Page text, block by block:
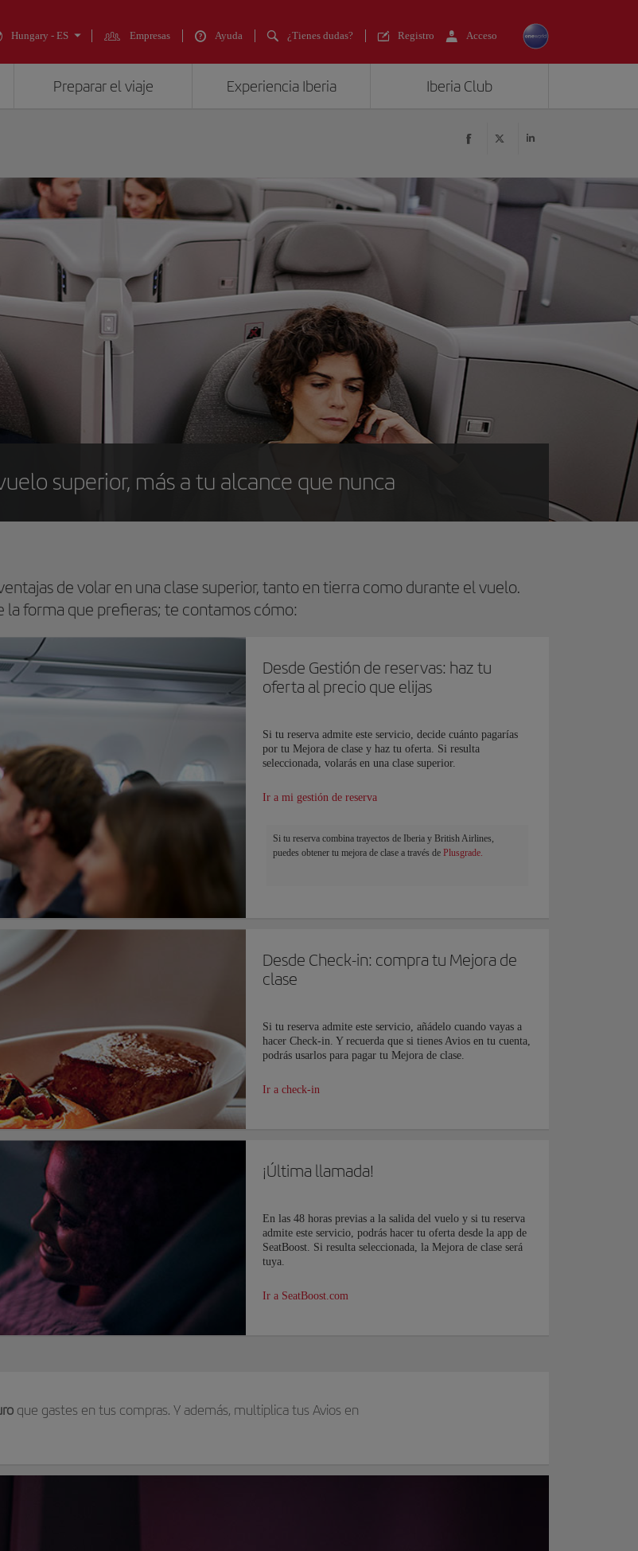
Hungary - ES Empresas Ayuda ¿Tienes dudas? Registro Acceso
Preparar el viaje Experiencia Iberia Iberia Club
superior, más a tu alcance que nunca
de volar en una clase superior, tanto en tierra como durante el vuelo.
la forma que prefieras; te contamos cómo:
Desde Gestión de reservas: haz tu
oferta al precio que elijas
Si tu reserva admite este servicio, decide cuánto pagarías
por tu Mejora de clase y haz tu oferta. Si resulta
seleccionada, volarás en una clase superior.
Ir a mi gestión de reserva
Si tu reserva combina trayectos de Iberia y British Airlines,
puedes obtener tu mejora de clase a través de Plusgrade.
Desde Check-in: compra tu Mejora de
clase
Si tu reserva admite este servicio, añádelo cuando vayas a
hacer Check-in. Y recuerda que si tienes Avios en tu cuenta,
podrás usarlos para pagar tu Mejora de clase.
Ir a check-in
¡Última llamada!
En las 48 horas previas a la salida del vuelo y si tu reserva
admite este servicio, podrás hacer tu oferta desde la app de
SeatBoost. Si resulta seleccionada, la Mejora de clase será
tuya.
Ir a SeatBoost.com
que gastes en tus compras. Y además, multiplica tus Avios en